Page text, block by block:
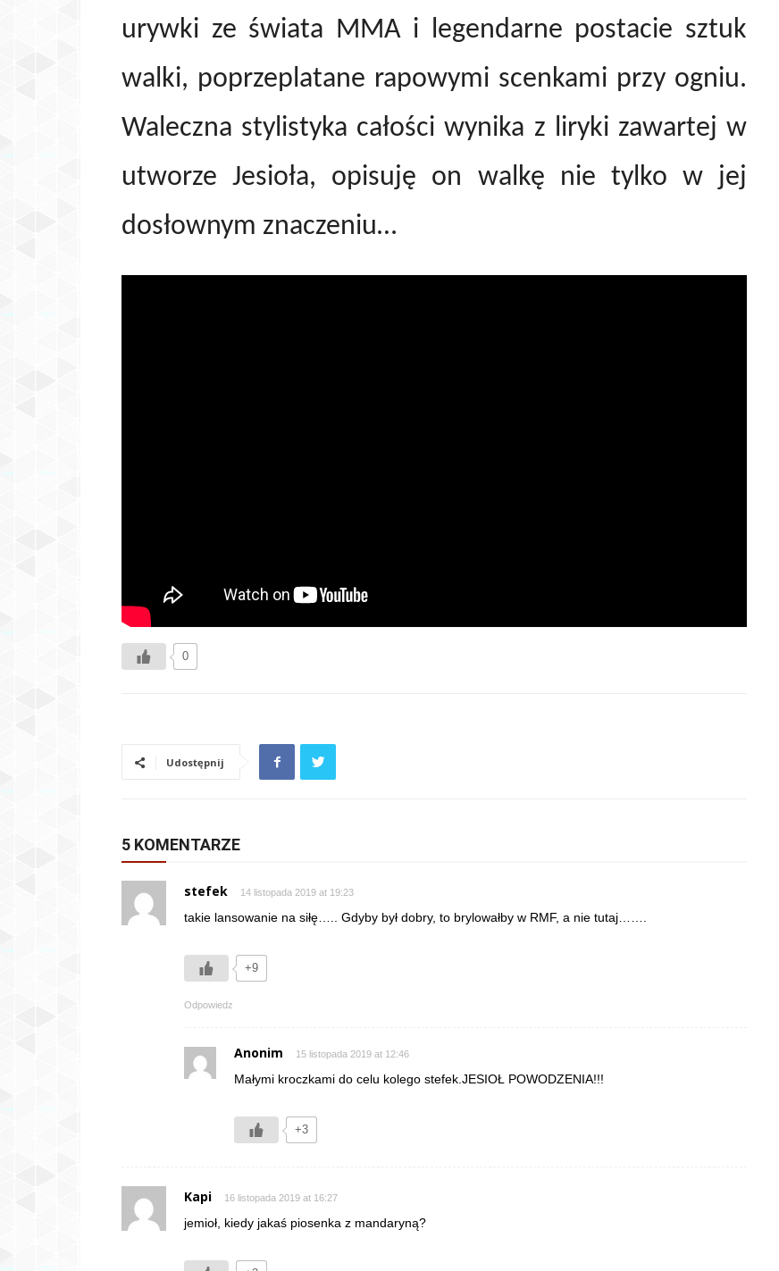
urywki ze świata MMA i legendarne postacie sztuk
walki, poprzeplatane rapowymi scenkami przy ogniu.
Waleczna stylistyka całości wynika z liryki zawartej w
utworze Jesioła, opisuję on walkę nie tylko w jej
dosłownym znaczeniu…
0
Udostępnij
5 KOMENTARZE
stefek 14 listopada 2019 at 19:23
takie lansowanie na siłę….. Gdyby był dobry, to brylowałby w RMF, a nie tutaj…….
+9
Odpowiedz
Anonim 15 listopada 2019 at 12:46
Małymi kroczkami do celu kolego stefek.JESIOŁ POWODZENIA!!!
+3
Kapi 16 listopada 2019 at 16:27
jemioł, kiedy jakaś piosenka z mandaryną?